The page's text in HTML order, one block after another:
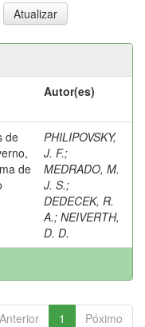
Autor(es)
de
de
PHILIPOVSKY,
J. F.;
MEDRADO, M.
J. S.;
DEDECEK, R.
A.; NEIVERTH,
D. D.
Anterior 1 Póximo